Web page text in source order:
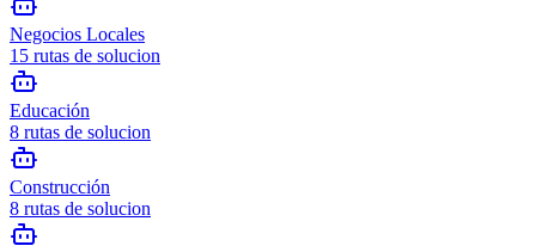
Negocios Locales
15 rutas de solucion
Educación
8 rutas de solucion
Construcción
8 rutas de solucion